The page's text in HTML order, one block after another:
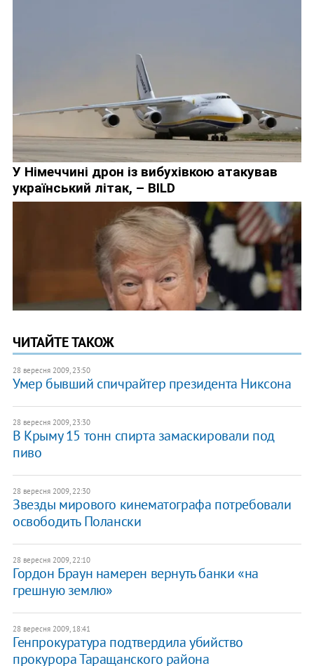
ЧИТАЙТЕ ТАКОЖ
28 вересня 2009, 23:50
Умер бывший спичрайтер президента Никсона
28 вересня 2009, 23:30
В Крыму 15 тонн спирта замаскировали под
пиво
28 вересня 2009, 22:30
Звезды мирового кинематографа потребовали
освободить Полански
28 вересня 2009, 22:10
Гордон Браун намерен вернуть банки «на
грешную землю»
28 вересня 2009, 18:41
Генпрокуратура подтвердила убийство
прокурора Таращанского района